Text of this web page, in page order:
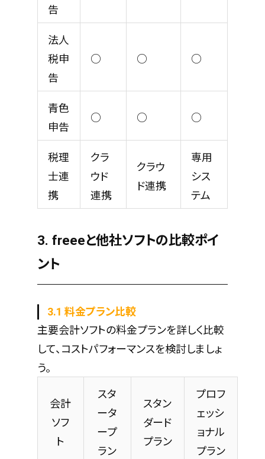
告
法人
税申
告
○ ○ ○
青色
申告
○ ○ ○
税理
士連
携
クラ
ウド
連携
クラウ
ド連携
専用
シス
テム
3. freeeと他社ソフトの比較ポイ
ント
3.1 料金プラン比較
主要会計ソフトの料金プランを詳しく比較
して、コストパフォーマンスを検討しましょ
う。
会計
ソフ
ト
スタ
ータ
ープ
ラン
スタン
ダード
プラン
プロフ
ェッシ
ョナル
プラン